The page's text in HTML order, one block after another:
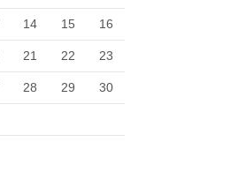
14 15 16
21 22 23
28 29 30